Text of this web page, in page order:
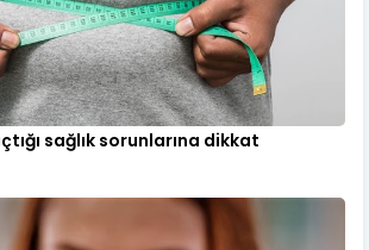
sağlık sorunlarına dikkat